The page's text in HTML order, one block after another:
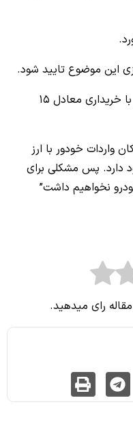
این موضوع تایید شود.
حدود ۱۵,۰۰۰ دستگاه استخراج رمز ارز با خریداری معادل ۱۵
واردات خودور با ارز
دارد. پس مشکلی برای
نخواهیم داشت”
رای میدهید.